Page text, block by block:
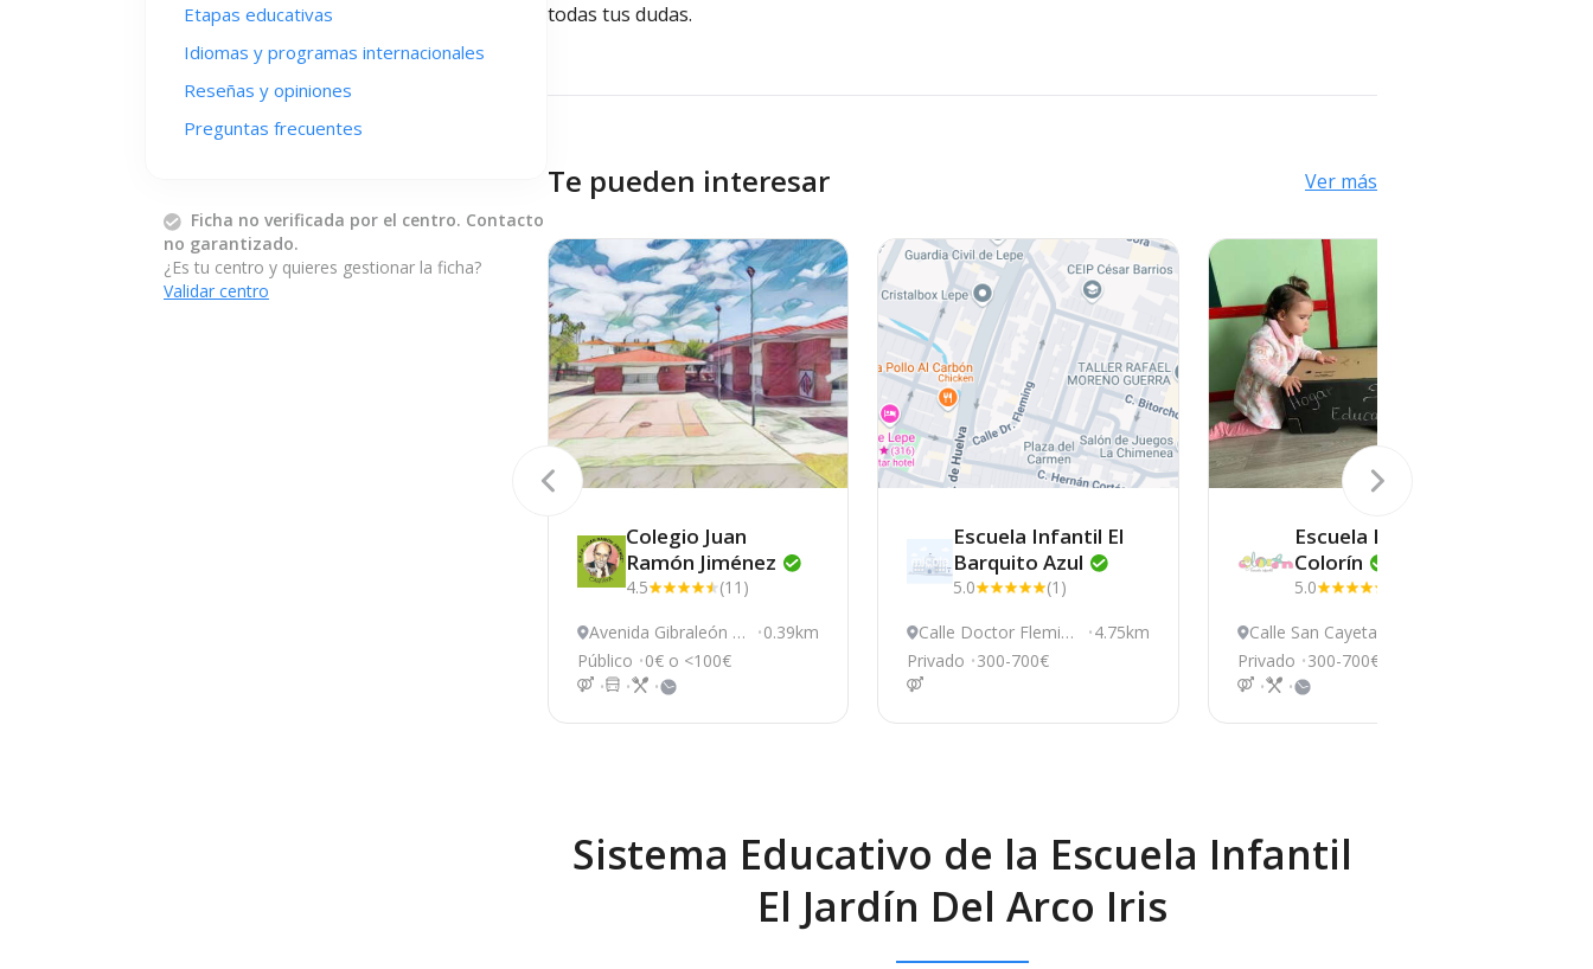
Etapas educativas
Idiomas y programas internacionales
Reseñas y opiniones
Preguntas frecuentes
Ficha no verificada por el centro. Contacto
no garantizado.
¿Es tu centro y quieres gestionar la ficha?
Validar centro
todas tus dudas.
Te pueden interesar Ver más
Colegio Juan
Ramón Jiménez
4.5
(11)
Avenida Gibraleón 2,
Cartaya
0.39km
Público
0€ o <100€
Escuela Infantil El
Barquito Azul
5.0
(1)
Calle Doctor Fleming
9, Lepe
4.75km
Privado
300-700€
Escuela Infantil
Colorín
5.0
Calle San Cayetano
7, Lepe
Privado
300-700€
Sistema Educativo de la Escuela Infantil
El Jardín Del Arco Iris